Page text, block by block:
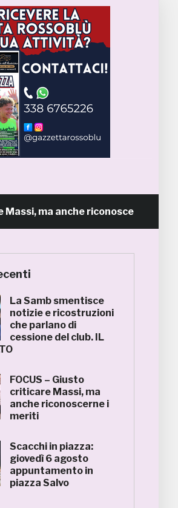
ma anche riconoscerne i meriti
La Samb smentisce
notizie e ricostruzioni
che parlano di
cessione del club. IL
FOCUS – Giusto
criticare Massi, ma
anche riconoscerne i
meriti
Scacchi in piazza:
giovedì 6 agosto
appuntamento in
piazza Salvo